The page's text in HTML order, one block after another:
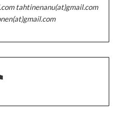
tahtinenanu(at)gmail.com